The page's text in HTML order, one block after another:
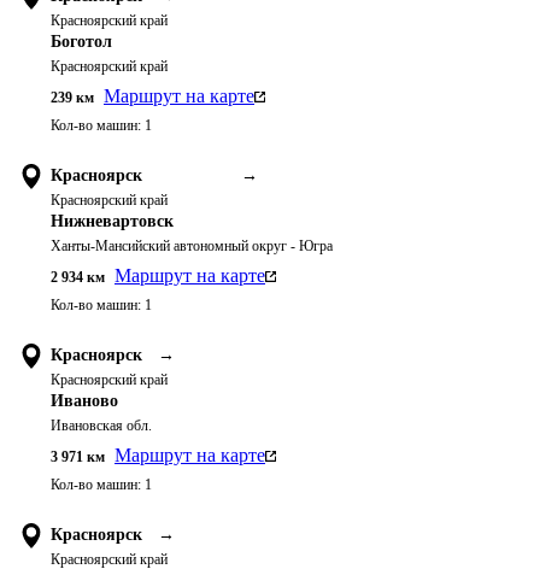
Красноярский край
Боготол
Красноярский край
239 км Маршрут на карте
Кол-во машин: 1
Красноярск →
Красноярский край
Нижневартовск
Ханты-Мансийский автономный округ - Югра
2 934 км Маршрут на карте
Кол-во машин: 1
Красноярск →
Красноярский край
Иваново
Ивановская обл.
3 971 км Маршрут на карте
Кол-во машин: 1
Красноярск →
Красноярский край